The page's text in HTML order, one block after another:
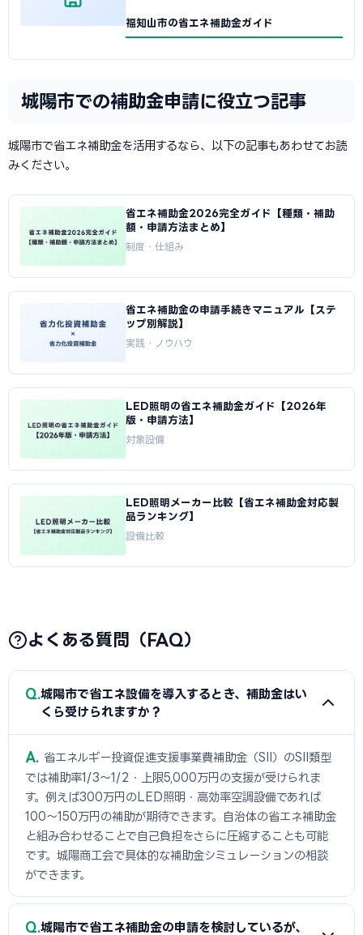
福知山市の省エネ補助金ガイド
城陽市での補助金申請に役立つ記事
城陽市で省エネ補助金を活用するなら、以下の記事もあわせてお読
みください。
省エネ補助金2026完全ガイド【種類・補助
額・申請方法まとめ】
制度・仕組み
省エネ補助金の申請手続きマニュアル【ステ
ップ別解説】
実践・ノウハウ
LED照明の省エネ補助金ガイド【2026年
版・申請方法】
対象設備
LED照明メーカー比較【省エネ補助金対応製
品ランキング】
設備比較
よくある質問（FAQ）
Q 城陽市で省エネ設備を導入するとき、補助金はい
くら受けられますか？
A
省エネルギー投資促進支援事業費補助金（SII）のSII類型
では補助率1/3〜1/2・上限5,000万円の支援が受けられま
す。例えば300万円のLED照明・高効率空調設備であれば
100〜150万円の補助が期待できます。自治体の省エネ補助金
と組み合わせることで自己負担をさらに圧縮することも可能
です。城陽商工会で具体的な補助金シミュレーションの相談
ができます。
Q 城陽市で省エネ補助金の申請を検討しているが、